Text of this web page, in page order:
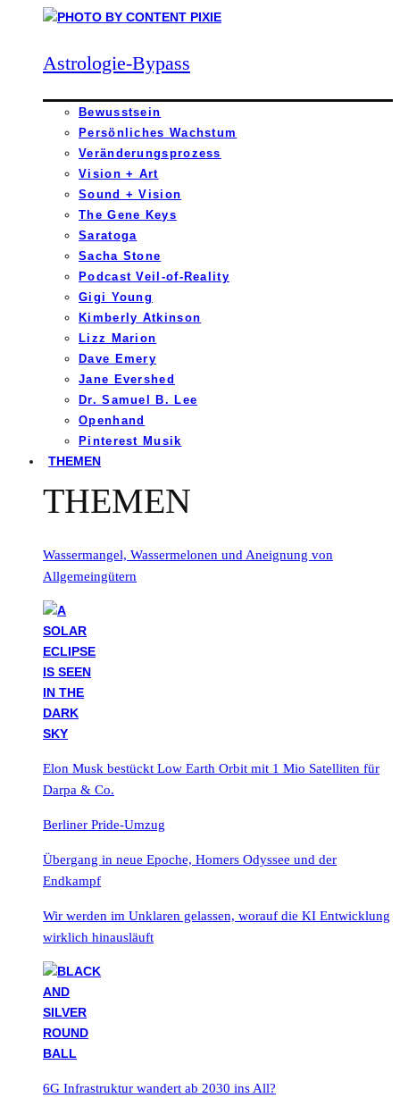
Astrologie-Bypass
Bewusstsein
Persönliches Wachstum
Veränderungsprozess
Vision + Art
Sound + Vision
The Gene Keys
Saratoga
Sacha Stone
Podcast Veil-of-Reality
Gigi Young
Kimberly Atkinson
Lizz Marion
Dave Emery
Jane Evershed
Dr. Samuel B. Lee
Openhand
Pinterest Musik
THEMEN
THEMEN
Wassermangel, Wassermelonen und Aneignung von
Allgemeingütern
Elon Musk bestückt Low Earth Orbit mit 1 Mio Satelliten für
Darpa & Co.
Berliner Pride-Umzug
Übergang in neue Epoche, Homers Odyssee und der
Endkampf
Wir werden im Unklaren gelassen, worauf die KI Entwicklung
wirklich hinausläuft
6G Infrastruktur wandert ab 2030 ins All?